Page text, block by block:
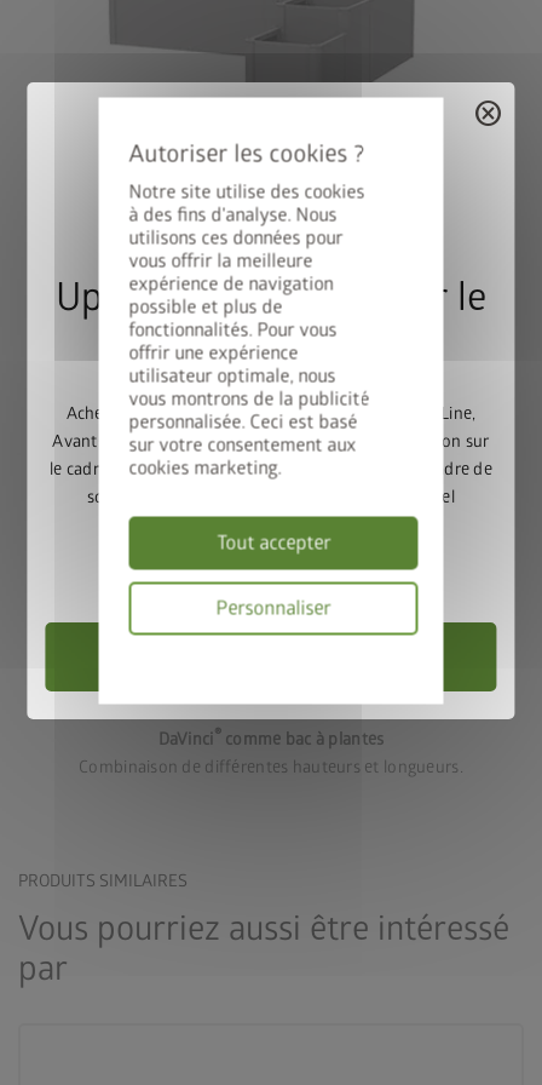
Notre site utilise des cookies
à des fins d'analyse. Nous
utilisons ces données pour
vous offrir la meilleure
expérience de navigation
possible et plus de
fonctionnalités. Pour vous
offrir une expérience
utilisateur optimale, nous
vous montrons de la publicité
personnalisée. Ceci est basé
sur votre consentement aux
cookies marketing.
Tout accepter
Personnaliser
confidentialité
Variante 2
DaVinci®comme brise-vue
Combinaison de différentes hauteurs et longueurs, avec
treillis et brise-vue.
DaVinci®comme bac à plantes
Combinaison de différentes hauteurs et longueurs.
PRODUITS SIMILAIRES
Vous pourriez aussi être intéressé
par
cancel
Upgrade Deal : 50% sur le
cadre de sol
Achetez un abri de jardin Europa, Panorama, HighLine,
AvantGarde ou Neo et bénéficiez de 50% de réduction sur
le cadre de sol assorti. Ajoutez l’abri de jardin et le cadre de
sol au panier, puis saisissez le code promotionnel
Valable jusqu’au 31/08/2026.